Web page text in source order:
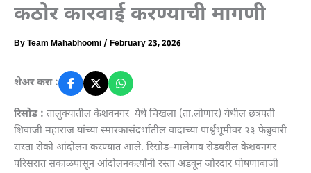
कठोर कारवाई करण्याची मागणी
ByTeam Mahabhoomi/ February 23, 2026
शेअर करा :
रिसोड : तालुक्यातील केशवनगर येथे चिखला (ता.लोणार) येथील छत्रपती
शिवाजी महाराज यांच्या स्मारकासंदर्भातील वादाच्या पार्श्वभूमीवर २३ फेब्रुवारी
रास्ता रोको आंदोलन करण्यात आले. रिसोड–मालेगाव रोडवरील केशवनगर
परिसरात सकाळपासून आंदोलनकर्त्यांनी रस्ता अडवून जोरदार घोषणाबाजी